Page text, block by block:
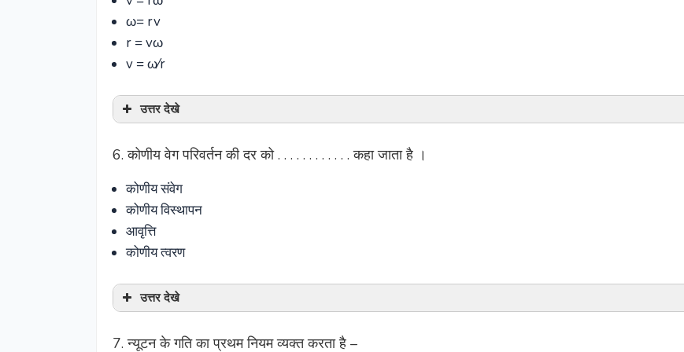
ω= rv
r = vω
v = ω⁄r
उत्तर देखे
6. कोणीय वेग परिवर्तन की दर को . . . . . . . . . . . . कहा जाता है ।
कोणीय संवेग
कोणीय विस्थापन
आवृत्ति
कोणीय त्वरण
उत्तर देखे
7. न्यूटन के गति का प्रथम नियम व्यक्त करता है –